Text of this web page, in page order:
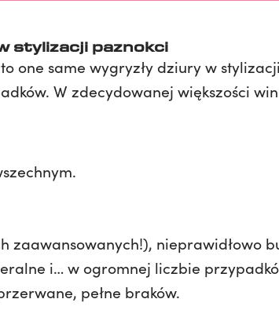
stylizacji paznokci
one same wygryzły dziury w
W zdecydowanej większości
zaawansowanych!), nieprawidłowo
i… w ogromnej liczbie
pełne braków.